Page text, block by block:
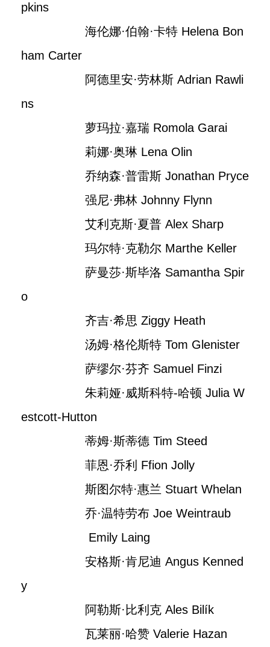
pkins
海伦娜·伯翰·卡特 Helena Bon
ham Carter
阿德里安·劳林斯 Adrian Rawli
ns
萝玛拉·嘉瑞 Romola Garai
莉娜·奥琳 Lena Olin
乔纳森·普雷斯 Jonathan Pryce
强尼·弗林 Johnny Flynn
艾利克斯·夏普 Alex Sharp
玛尔特·克勒尔 Marthe Keller
萨曼莎·斯毕洛 Samantha Spir
o
齐吉·希思 Ziggy Heath
汤姆·格伦斯特 Tom Glenister
萨缪尔·芬齐 Samuel Finzi
朱莉娅·威斯科特-哈顿 Julia W
estcott-Hutton
蒂姆·斯蒂德 Tim Steed
菲恩·乔利 Ffion Jolly
斯图尔特·惠兰 Stuart Whelan
乔·温特劳布 Joe Weintraub
Emily Laing
安格斯·肯尼迪 Angus Kenned
y
阿勒斯·比利克 Ales Bilík
瓦莱丽·哈赞 Valerie Hazan